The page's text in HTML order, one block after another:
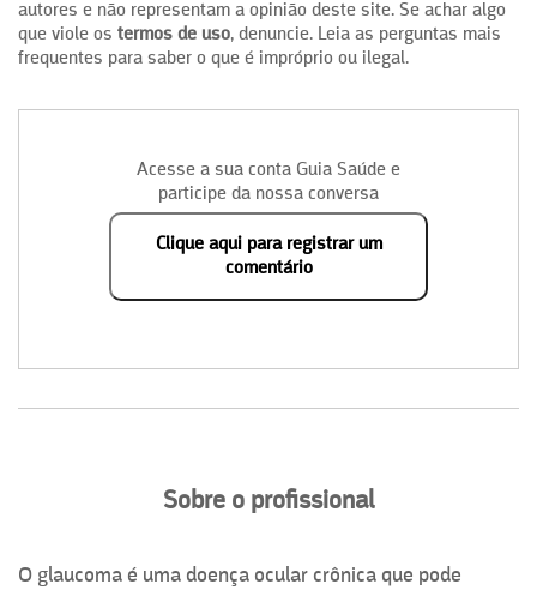
autores e não representam a opinião deste site. Se achar algo
que viole os termos de uso, denuncie. Leia as perguntas mais
frequentes para saber o que é impróprio ou ilegal.
Acesse a sua conta Guia Saúde e
participe da nossa conversa
Clique aqui para registrar um
comentário
Sobre o profissional
O glaucoma é uma doença ocular crônica que pode